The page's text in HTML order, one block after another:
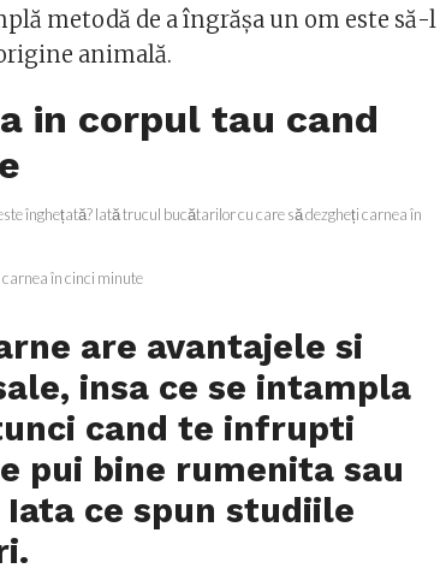
metodă de a îngrăşa un om este să-l
animală.
in corpul tau cand
în cinci minute
are avantajele si
insa ce se intampla
cand te infrupti
pui bine rumenita sau
Iata ce spun studiile